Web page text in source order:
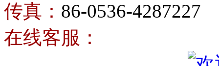
传真： 86-0536-4287227
在线客服：